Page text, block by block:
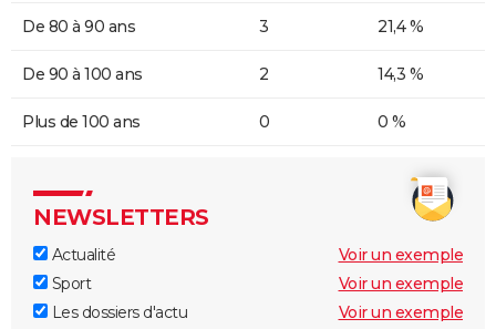
De 80 à 90 ans 3 21,4 %
De 90 à 100 ans 2 14,3 %
Plus de 100 ans 0 0 %
NEWSLETTERS
Actualité
Voir un exemple
Sport
Voir un exemple
Les dossiers d'actu
Voir un exemple